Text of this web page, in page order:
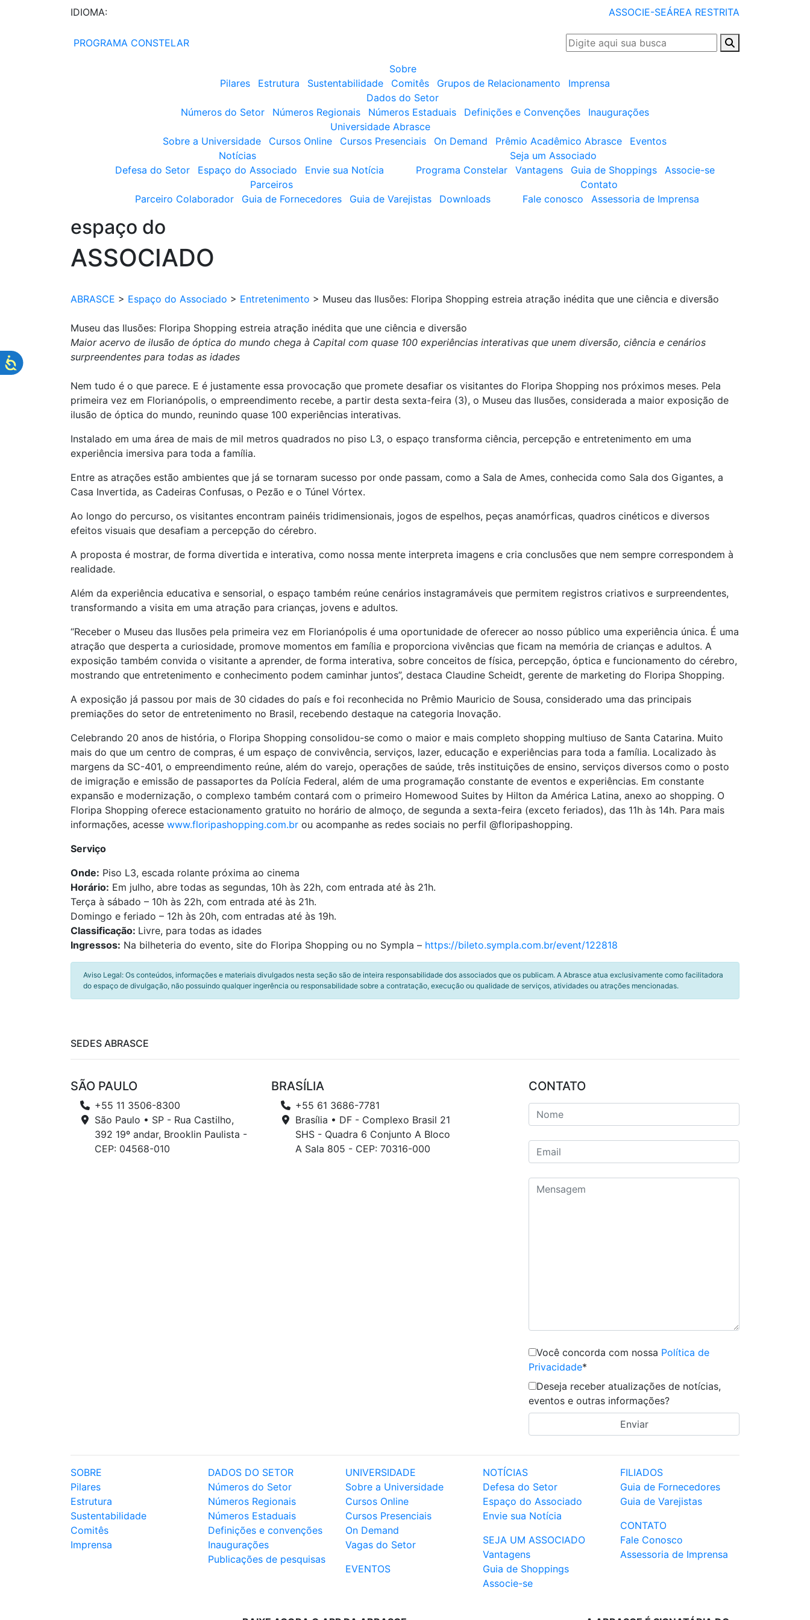
IDIOMA: ASSOCIE-SEÁREA RESTRITA
PROGRAMA CONSTELAR
Sobre
Pilares
Estrutura Sustentabilidade Comitês Grupos de Relacionamento
Imprensa
Dados do Setor
Números do Setor
Números Regionais Números Estaduais Definições e Convenções
Inaugurações
Universidade Abrasce
Sobre a Universidade
Cursos Online Cursos Presenciais On Demand Prêmio Acadêmico Abrasce
Eventos
Notícias
Defesa do Setor
Espaço do Associado Envie sua Notícia
Seja um Associado
Programa Constelar
Vantagens Guia de Shoppings
Associe-se
Parceiros
Parceiro Colaborador
Guia de Fornecedores Guia de Varejistas Downloads
Contato
Fale conosco
Assessoria de Imprensa
espaço do
ASSOCIADO
ABRASCE > Espaço do Associado > Entretenimento > Museu das Ilusões: Floripa Shopping estreia atração inédita que une ciência e diversão
Museu das Ilusões: Floripa Shopping estreia atração inédita que une ciência e diversão
Maior acervo de ilusão de óptica do mundo chega à Capital com quase 100 experiências interativas que unem diversão, ciência e cenários
surpreendentes para todas as idades
Nem tudo é o que parece. E é justamente essa provocação que promete desafiar os visitantes do Floripa Shopping nos próximos meses. Pela
primeira vez em Florianópolis, o empreendimento recebe, a partir desta sexta-feira (3), o Museu das Ilusões, considerada a maior exposição de
ilusão de óptica do mundo, reunindo quase 100 experiências interativas.
Instalado em uma área de mais de mil metros quadrados no piso L3, o espaço transforma ciência, percepção e entretenimento em uma
experiência imersiva para toda a família.
Entre as atrações estão ambientes que já se tornaram sucesso por onde passam, como a Sala de Ames, conhecida como Sala dos Gigantes, a
Casa Invertida, as Cadeiras Confusas, o Pezão e o Túnel Vórtex.
Ao longo do percurso, os visitantes encontram painéis tridimensionais, jogos de espelhos, peças anamórficas, quadros cinéticos e diversos
efeitos visuais que desafiam a percepção do cérebro.
A proposta é mostrar, de forma divertida e interativa, como nossa mente interpreta imagens e cria conclusões que nem sempre correspondem à
realidade.
Além da experiência educativa e sensorial, o espaço também reúne cenários instagramáveis que permitem registros criativos e surpreendentes,
transformando a visita em uma atração para crianças, jovens e adultos.
“Receber o Museu das Ilusões pela primeira vez em Florianópolis é uma oportunidade de oferecer ao nosso público uma experiência única. É uma
atração que desperta a curiosidade, promove momentos em família e proporciona vivências que ficam na memória de crianças e adultos. A
exposição também convida o visitante a aprender, de forma interativa, sobre conceitos de física, percepção, óptica e funcionamento do cérebro,
mostrando que entretenimento e conhecimento podem caminhar juntos”, destaca Claudine Scheidt, gerente de marketing do Floripa Shopping.
A exposição já passou por mais de 30 cidades do país e foi reconhecida no Prêmio Mauricio de Sousa, considerado uma das principais
premiações do setor de entretenimento no Brasil, recebendo destaque na categoria Inovação.
Celebrando 20 anos de história, o Floripa Shopping consolidou-se como o maior e mais completo shopping multiuso de Santa Catarina. Muito
mais do que um centro de compras, é um espaço de convivência, serviços, lazer, educação e experiências para toda a família. Localizado às
margens da SC-401, o empreendimento reúne, além do varejo, operações de saúde, três instituições de ensino, serviços diversos como o posto
de imigração e emissão de passaportes da Polícia Federal, além de uma programação constante de eventos e experiências. Em constante
expansão e modernização, o complexo também contará com o primeiro Homewood Suites by Hilton da América Latina, anexo ao shopping. O
Floripa Shopping oferece estacionamento gratuito no horário de almoço, de segunda a sexta-feira (exceto feriados), das 11h às 14h. Para mais
informações, acesse www.floripashopping.com.br ou acompanhe as redes sociais no perfil @floripashopping.
Serviço
Onde: Piso L3, escada rolante próxima ao cinema
Horário: Em julho, abre todas as segundas, 10h às 22h, com entrada até às 21h.
Terça à sábado – 10h às 22h, com entrada até às 21h.
Domingo e feriado – 12h às 20h, com entradas até às 19h.
Classificação: Livre, para todas as idades
Ingressos: Na bilheteria do evento, site do Floripa Shopping ou no Sympla – https://bileto.sympla.com.br/event/122818
Aviso Legal: Os conteúdos, informações e materiais divulgados nesta seção são de inteira responsabilidade dos associados que os publicam. A Abrasce atua exclusivamente como facilitadora
do espaço de divulgação, não possuindo qualquer ingerência ou responsabilidade sobre a contratação, execução ou qualidade de serviços, atividades ou atrações mencionadas.
SEDES ABRASCE
SÃO PAULO
+55 11 3506-8300
São Paulo • SP - Rua Castilho,
392 19º andar, Brooklin Paulista -
CEP: 04568-010
BRASÍLIA
+55 61 3686-7781
Brasília • DF - Complexo Brasil 21
SHS - Quadra 6 Conjunto A Bloco
A Sala 805 - CEP: 70316-000
CONTATO
Você concorda com nossa Política de
Privacidade*
Deseja receber atualizações de notícias,
eventos e outras informações?
SOBRE
Pilares
Estrutura
Sustentabilidade
Comitês
Imprensa
DADOS DO SETOR
Números do Setor
Números Regionais
Números Estaduais
Definições e convenções
Inaugurações
Publicações de pesquisas
UNIVERSIDADE
Sobre a Universidade
Cursos Online
Cursos Presenciais
On Demand
Vagas do Setor
EVENTOS
NOTÍCIAS
Defesa do Setor
Espaço do Associado
Envie sua Notícia
SEJA UM ASSOCIADO
Vantagens
Guia de Shoppings
Associe-se
FILIADOS
Guia de Fornecedores
Guia de Varejistas
CONTATO
Fale Conosco
Assessoria de Imprensa